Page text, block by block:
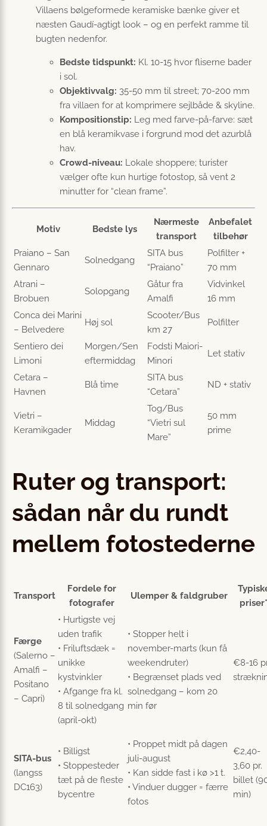
Villaens bølgeformede keramiske bænke giver et
næsten Gaudí-agtigt look – og en perfekt ramme til
bugten nedenfor.
Bedste tidspunkt: Kl. 10-15 hvor fliserne bader
i sol.
Objektivvalg: 35-50 mm til street; 70-200 mm
fra villaen for at komprimere sejlbåde & skyline.
Kompositionstip: Leg med farve-på-farve: sæt
en blå keramikvase i forgrund mod det azurblå
hav.
Crowd-niveau: Lokale shoppere; turister
vælger ofte kun hurtige fotostop, så vent 2
minutter for “clean frame”.
Motiv Bedste lys
Nærmeste
transport
Anbefalet
tilbehør
Praiano – San
Gennaro
Solnedgang
SITA bus
“Praiano”
Polfilter +
70 mm
Atrani –
Brobuen
Solopgang
Gåtur fra
Amalfi
Vidvinkel
16 mm
Conca dei Marini
– Belvedere
Høj sol
Scooter/Bus
km 27
Polfilter
Sentiero dei
Limoni
Morgen/Sen
eftermiddag
Fodsti Maiori-
Minori
Let stativ
Cetara –
Havnen
Blå time
SITA bus
“Cetara”
ND + stativ
Vietri –
Keramikgader
Middag
Tog/Bus
“Vietri sul
Mare”
50 mm
prime
Ruter og transport:
sådan når du rundt
mellem fotostederne
Transport
Fordele for
fotografer
Ulemper & faldgruber
priser*
Færge
(Salerno –
Amalfi –
Positano
– Capri)
• Hurtigste vej
uden trafik
• Friluftsdæk =
unikke
kystvinkler
• Afgange fra kl.
8 til solnedgang
(april-okt)
• Stopper helt i
november-marts (kun få
weekendruter)
• Begrænset plads ved
solnedgang – kom 20
min før
€8-16
SITA-bus
(langss
DC163)
• Billigst
• Stoppesteder
tæt på de fleste
bycentre
• Proppet midt på dagen
juli-august
• Kan sidde fast i kø >1 t.
• Vinduer dugger = færre
fotos
€2,40-
3,60 pr.
billet
min)